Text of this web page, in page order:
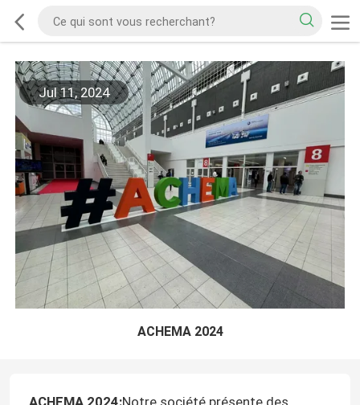
Jul 11, 2024
ACHEMA 2024
ACHEMA 2024:Notre société présente des